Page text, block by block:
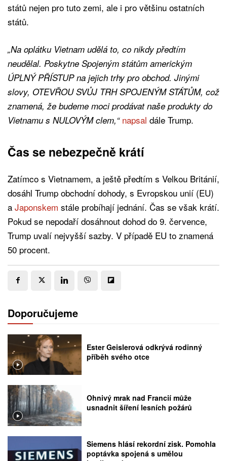
států nejen pro tuto zemi, ale i pro většinu ostatních
států.
„Na oplátku Vietnam udělá to, co nikdy předtím
neudělal. Poskytne Spojeným státům americkým
ÚPLNÝ PŘÍSTUP na jejich trhy pro obchod. Jinými
slovy, OTEVŘOU SVŮJ TRH SPOJENÝM STÁTŮM, což
znamená, že budeme moci prodávat naše produkty do
Vietnamu s NULOVÝM clem,“ napsal dále Trump.
Čas se nebezpečně krátí
Zatímco s Vietnamem, a ještě předtím s Velkou Británií,
dosáhl Trump obchodní dohody, s Evropskou unií (EU)
a Japonskem stále probíhají jednání. Čas se však krátí.
Pokud se nepodaří dosáhnout dohod do 9. července,
Trump uvalí nejvyšší sazby. V případě EU to znamená
50 procent.
Doporučujeme
Ester Geislerová odkrývá rodinný
příběh svého otce
Ohnivý mrak nad Francií může
usnadnit šíření lesních požárů
Siemens hlásí rekordní zisk. Pomohla
poptávka spojená s umělou